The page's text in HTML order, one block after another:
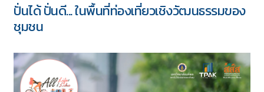
ปั่นได้ ปั่นดี... ในพื้นที่ท่องเที่ยวเชิงวัฒนธรรมของ
ชุมชน